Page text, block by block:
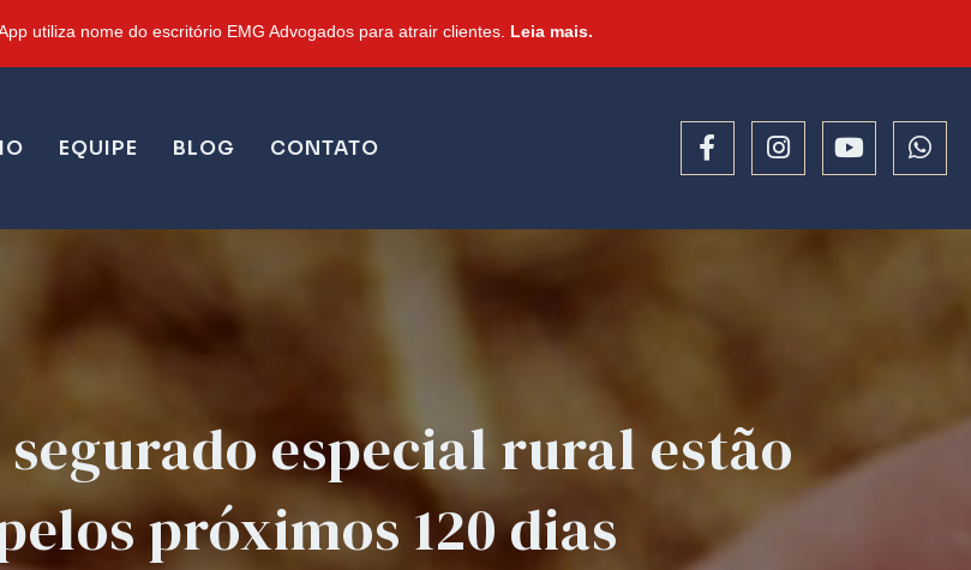
utiliza nome do escritório EMG Advogados para atrair clientes. Leia mais.
EQUIPE BLOG CONTATO
especial rural estão
próximos 120 dias